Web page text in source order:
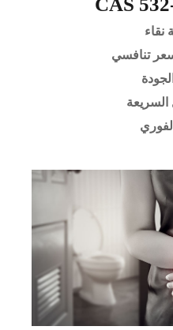
CAS
نقاء
تنافسي
السريعة